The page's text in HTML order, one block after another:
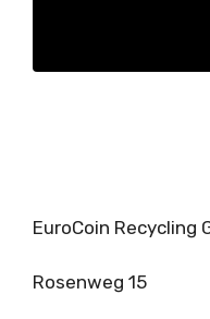
EuroCoin Recycling
Rosenweg 15